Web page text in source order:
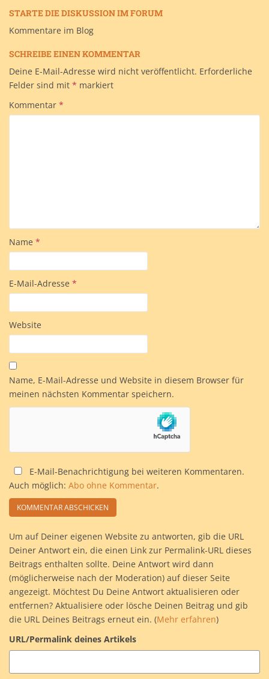
STARTE DIE DISKUSSION IMFORUM
Kommentare im Blog
SCHREIBE EINEN KOMMENTAR
Deine E-Mail-Adresse wird nicht veröffentlicht. Erforderliche
Felder sind mit * markiert
Kommentar *
Name *
E-Mail-Adresse *
Website
Name, E-Mail-Adresse und Website in diesem Browser für
meinen nächsten Kommentar speichern.
E-Mail-Benachrichtigung bei weiteren Kommentaren.
Auch möglich: Abo ohne Kommentar.
Um auf Deiner eigenen Website zu antworten, gib die URL
Deiner Antwort ein, die einen Link zur Permalink-URL dieses
Beitrags enthalten sollte. Deine Antwort wird dann
(möglicherweise nach der Moderation) auf dieser Seite
angezeigt. Möchtest Du Deine Antwort aktualisieren oder
entfernen? Aktualisiere oder lösche Deinen Beitrag und gib
die URL Deines Beitrags erneut ein. (Mehr erfahren)
URL/Permalink deines Artikels